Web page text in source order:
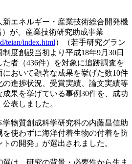
新エネルギー・産業技術総合開発機
が、産業技術研究助成事業
teian/index.html）（若手研究グラン
制度創設当初より平成18年9月30日
者（436件）を対象に追跡調査を
おいて顕著な成果を挙げた数10件
進捗状況、受賞実績、論文実績等
果を挙げている事例30件を、成功
表しました。
学物質創成科学研究科の内藤昌信助
使わずに海洋付着生物の付着を防
の開発」が選出されました。
は、研究の背景・必要性から生ま